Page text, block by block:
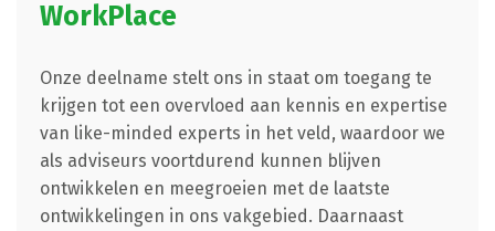
WorkPlace
Onze deelname stelt ons in staat om toegang te
krijgen tot een overvloed aan kennis en expertise
van like-minded experts in het veld, waardoor we
als adviseurs voortdurend kunnen blijven
ontwikkelen en meegroeien met de laatste
ontwikkelingen in ons vakgebied. Daarnaast